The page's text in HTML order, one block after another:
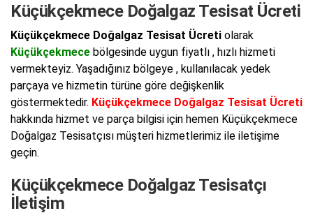
Küçükçekmece Doğalgaz Tesisat Ücreti
Küçükçekmece Doğalgaz Tesisat Ücreti olarak
Küçükçekmece bölgesinde uygun fiyatlı , hızlı hizmeti
vermekteyiz. Yaşadığınız bölgeye , kullanılacak yedek
parçaya ve hizmetin türüne göre değişkenlik
göstermektedir. Küçükçekmece Doğalgaz Tesisat Ücreti
hakkında hizmet ve parça bilgisi için hemen Küçükçekmece
Doğalgaz Tesisatçısı müşteri hizmetlerimiz ile iletişime
geçin.
Küçükçekmece Doğalgaz Tesisatçı
İletişim